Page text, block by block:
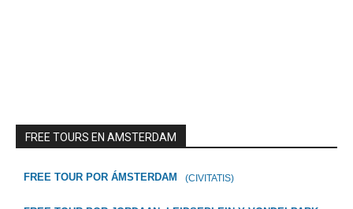
FREE TOURS EN AMSTERDAM
FREE TOUR POR ÁMSTERDAM (CIVITATIS)